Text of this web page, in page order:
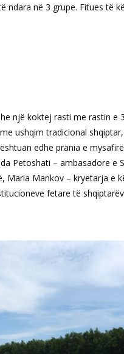
ndara në 3 grupe. Fitues të
një koktej rasti me rastin
ushqim tradicional
edhe prania e
Petoshati – ambasadore e
Maria Mankov – kryetarja e
fetare të